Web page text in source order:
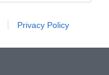
Privacy Policy
el cuidado infantil